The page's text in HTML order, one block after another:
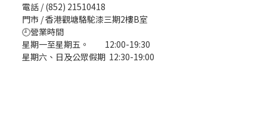
電話 / (852) 21510418
門市 / 香港觀塘駱駝漆三期2樓B室
🕘營業時間
星期一至星期五。 12:00-19:30
星期六、日及公眾假期 12:30-19:00